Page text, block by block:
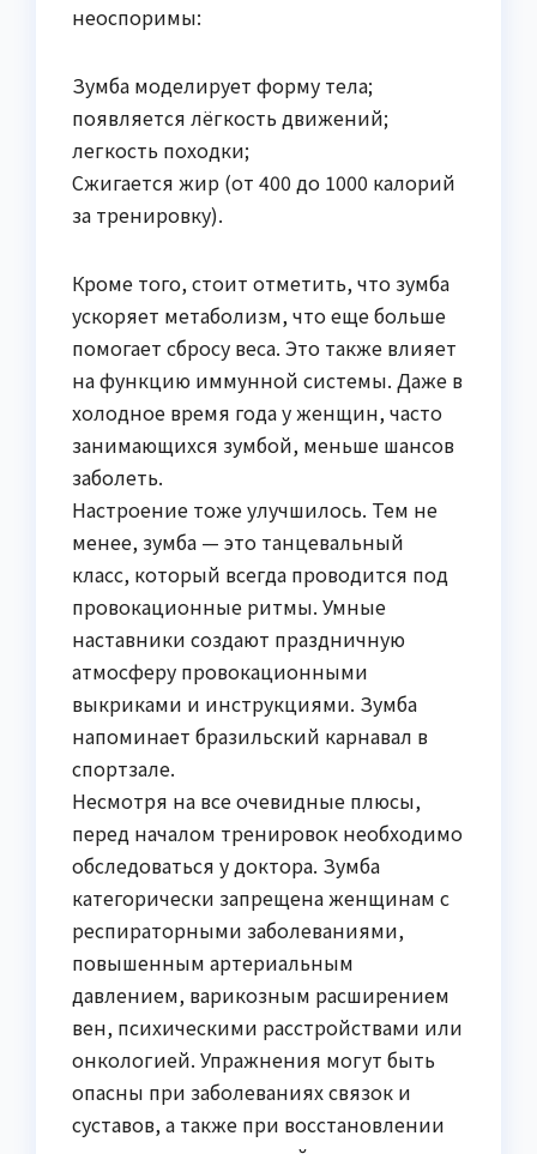
неоспоримы:
Зумба моделирует форму тела;
появляется лёгкость движений;
легкость походки;
Сжигается жир (от 400 до 1000 калорий
за тренировку).
Кроме того, стоит отметить, что зумба
ускоряет метаболизм, что еще больше
помогает сбросу веса. Это также влияет
на функцию иммунной системы. Даже в
холодное время года у женщин, часто
занимающихся зумбой, меньше шансов
заболеть.
Настроение тоже улучшилось. Тем не
менее, зумба — это танцевальный
класс, который всегда проводится под
провокационные ритмы. Умные
наставники создают праздничную
атмосферу провокационными
выкриками и инструкциями. Зумба
напоминает бразильский карнавал в
спортзале.
Несмотря на все очевидные плюсы,
перед началом тренировок необходимо
обследоваться у доктора. Зумба
категорически запрещена женщинам с
респираторными заболеваниями,
повышенным артериальным
давлением, варикозным расширением
вен, психическими расстройствами или
онкологией. Упражнения могут быть
опасны при заболеваниях связок и
суставов, а также при восстановлении